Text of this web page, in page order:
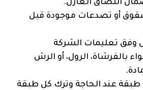
التصاق العازل.
أو تصدعات موجودة قبل
وفق تعليمات الشركة
بالفرشاة، الرول، أو الرش
عند الحاجة وترك كل طبقة